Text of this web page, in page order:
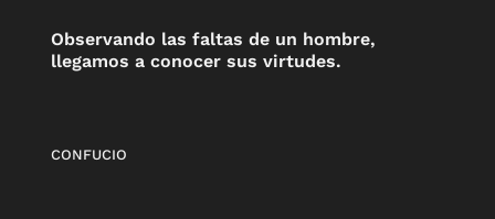
Observando las faltas de un hombre,
llegamos a conocer sus virtudes.
CONFUCIO